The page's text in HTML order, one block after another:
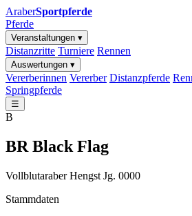
AraberSportpferde
Pferde
Veranstaltungen ▾
Distanzritte Turniere Rennen
Auswertungen ▾
Vererberinnen Vererber Distanzpferde
Springpferde
☰
B
BR Black Flag
Vollblutaraber Hengst Jg. 0000
Stammdaten